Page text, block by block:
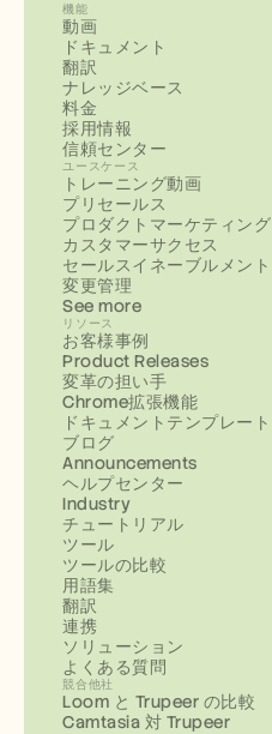
機能
動画
ドキュメント
翻訳
ナレッジベース
料金
採用情報
信頼センター
ユースケース
トレーニング動画
プリセールス
プロダクトマーケティング
カスタマーサクセス
セールスイネーブルメント
変更管理
See more
リソース
お客様事例
Product Releases
変革の担い手
Chrome拡張機能
ドキュメントテンプレート
ブログ
Announcements
ヘルプセンター
Industry
チュートリアル
ツール
ツールの比較
用語集
翻訳
連携
ソリューション
よくある質問
競合他社
Loom と Trupeer の比較
Camtasia 対 Trupeer